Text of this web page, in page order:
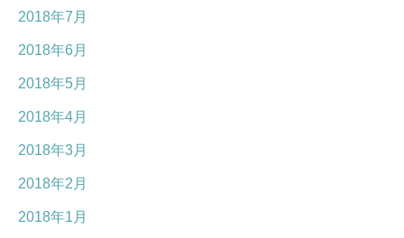
2018年7月
2018年6月
2018年5月
2018年4月
2018年3月
2018年2月
2018年1月